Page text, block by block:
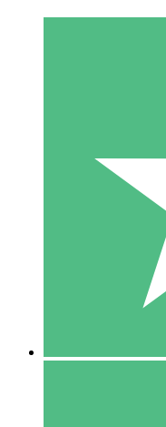
Paquetes
Paga según el uso con